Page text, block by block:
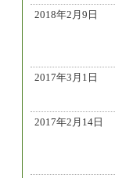
2018年2月9日
2017年3月1日
2017年2月14日